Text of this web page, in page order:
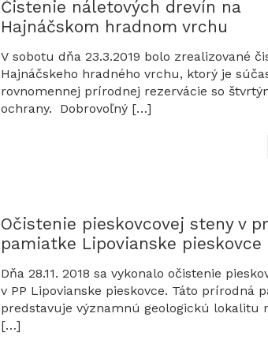
Čistenie náletových drevín na
Hajnáčskom hradnom vrchu
V sobotu dňa 23.3.2019 bolo zrealizované
Hajnáčskeho hradného vrchu, ktorý je
rovnomennej prírodnej rezervácie so
ochrany. Dobrovoľný[…]
Očistenie pieskovcovej steny v
pamiatke Lipovianske pieskovce
Dňa 28.11. 2018 sa vykonalo očistenie
v PP Lipovianske pieskovce. Táto prírodná
predstavuje významnú geologickú lokalitu
[…]